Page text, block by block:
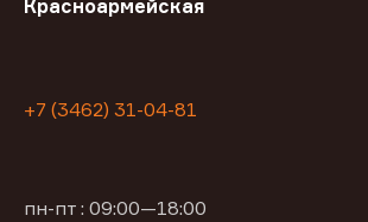
Красноармейская
+7 (3462) 31-04-81
пн-пт : 09:00—18:00